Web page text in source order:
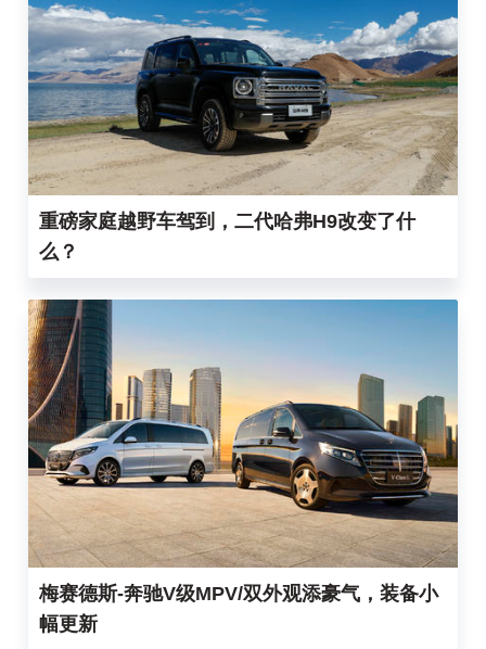
重磅家庭越野车驾到，二代哈弗H9改变了什
么？
梅赛德斯-奔驰V级MPV/双外观添豪气，装备小
幅更新